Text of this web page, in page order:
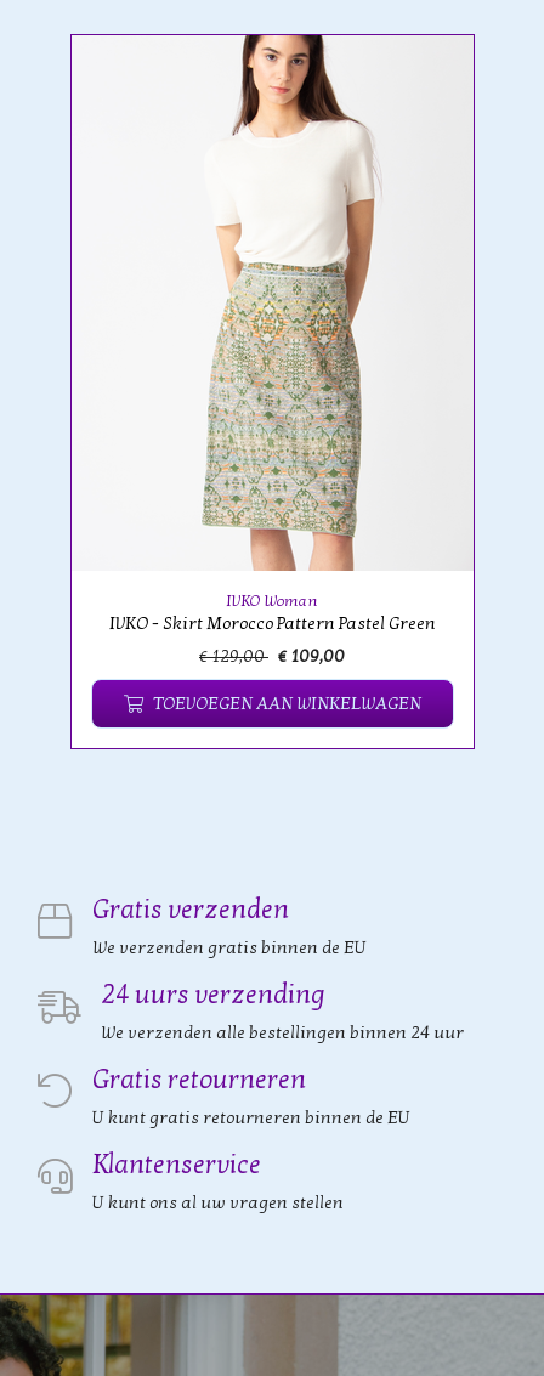
IVKO Woman
IVKO - Skirt Morocco Pattern Pastel Green
€ 129,00 € 109,00
TOEVOEGEN AAN WINKELWAGEN
Gratis verzenden
We verzenden gratis binnen de EU
24 uurs verzending
We verzenden alle bestellingen binnen 24 uur
Gratis retourneren
U kunt gratis retourneren binnen de EU
Klantenservice
U kunt ons al uw vragen stellen